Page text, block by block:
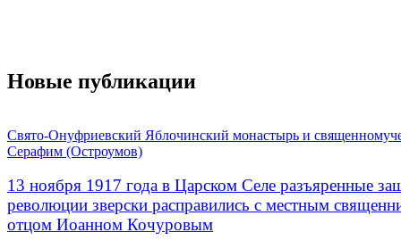
Новые публикации
Свято-Онуфриевский Яблочинский монастырь и
Серафим (Остроумов)
13 ноября 1917 года в Царском Селе разъяренные
революции зверски расправились с местным
отцом Иоанном Кочуровым